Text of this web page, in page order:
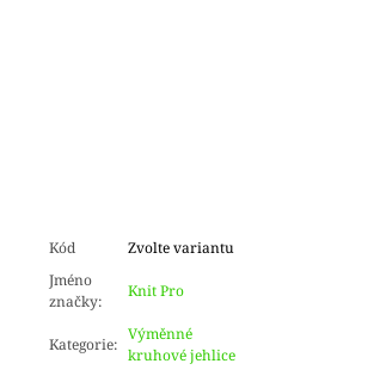
Kód
Zvolte variantu
Jméno
značky:
Knit Pro
Kategorie:
Výměnné
kruhové jehlice